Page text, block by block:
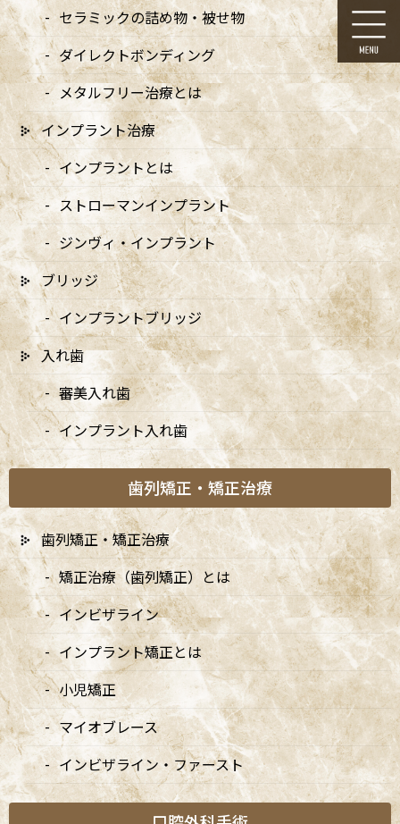
コ
ン
テ
ン
ツ
に
移
動
ナ
ビ
ゲ
ー
シ
ョ
ン
に
移
動 メディア
HOME メディア 600400仮画像
2022/01/12
600400仮画像
Access
阿佐ヶ谷ことぶき歯科・矯正歯科
セラミックの詰め物・被せ物
ダイレクトボンディング
メタルフリー治療とは
インプラント治療
インプラントとは
ストローマンインプラント
ジンヴィ・インプラント
ブリッジ
インプラントブリッジ
入れ歯
審美入れ歯
インプラント入れ歯
歯列矯正・矯正治療
歯列矯正・矯正治療
矯正治療（歯列矯正）とは
インビザライン
インプラント矯正とは
小児矯正
マイオブレース
インビザライン・ファースト